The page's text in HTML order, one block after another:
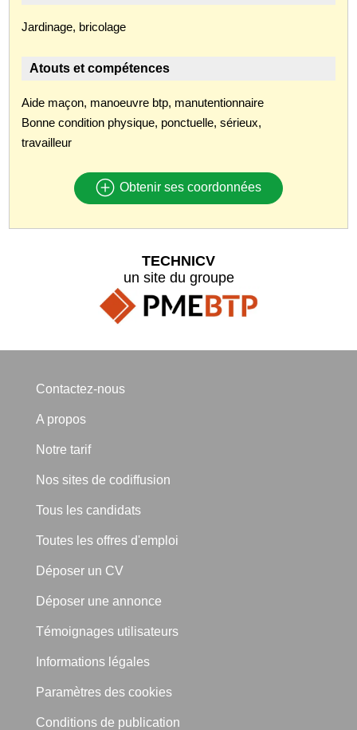
Jardinage, bricolage
Atouts et compétences
Aide maçon, manoeuvre btp, manutentionnaire
Bonne condition physique, ponctuelle, sérieux,
travailleur
Obtenir ses coordonnées
TECHNICV
un site du groupe
Contactez-nous
A propos
Notre tarif
Nos sites de codiffusion
Tous les candidats
Toutes les offres d'emploi
Déposer un CV
Déposer une annonce
Témoignages utilisateurs
Informations légales
Paramètres des cookies
Conditions de publication